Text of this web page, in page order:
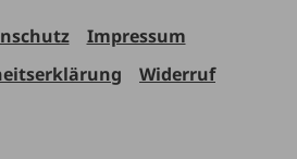
Impressum
Widerruf